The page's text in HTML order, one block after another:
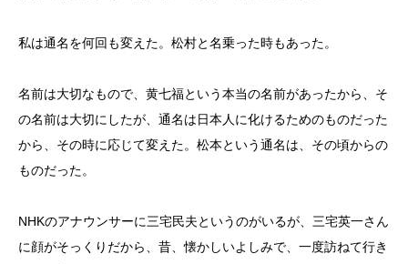
私は通名を何回も変えた。松村と名乗った時もあった。
名前は大切なもので、黄七福という本当の名前があったから、そ
の名前は大切にしたが、通名は日本人に化けるためのものだった
から、その時に応じて変えた。松本という通名は、その頃からの
ものだった。
NHKのアナウンサーに三宅民夫というのがいるが、三宅英一さん
に顔がそっくりだから、昔、懐かしいよしみで、一度訪ねて行き